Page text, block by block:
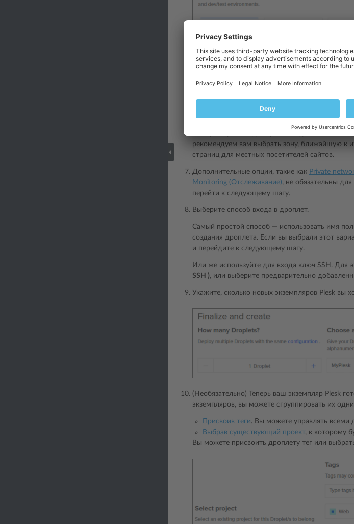
резервных копий
опции и перейти к следующему шагу.
Выберите регион для хранения данных. Если
рекомендуем вам выбрать зону, ближайшую к
страниц для местных посетителей сайтов.
Дополнительные опции, такие как Private
Monitoring (Отслеживание), не обязательны
перейти к следующему шагу.
Выберите способ входа в дроплет.
Самый простой способ — использовать имя
создания дроплета. Если вы выбрали этот
и перейдите к следующему шагу.
Или же используйте для входа ключ SSH. Для
SSH ), или выберите предварительно
Укажите, сколько новых экземпляров Plesk вы
(Необязательно) Теперь ваш экземпляр Plesk
экземпляров, вы можете сгруппировать их
Присвоив теги. Вы можете управлять
Выбрав существующий проект, к которому
Вы можете присвоить дроплету тег или